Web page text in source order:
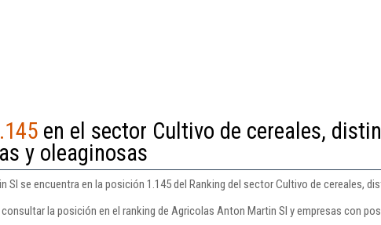
en el sector Cultivo de cereales,
y oleaginosas
Sl se encuentra en la posición 1.145 del Ranking del sector Cultivo de cereales,
la posición en el ranking de Agricolas Anton Martin Sl y empresas con